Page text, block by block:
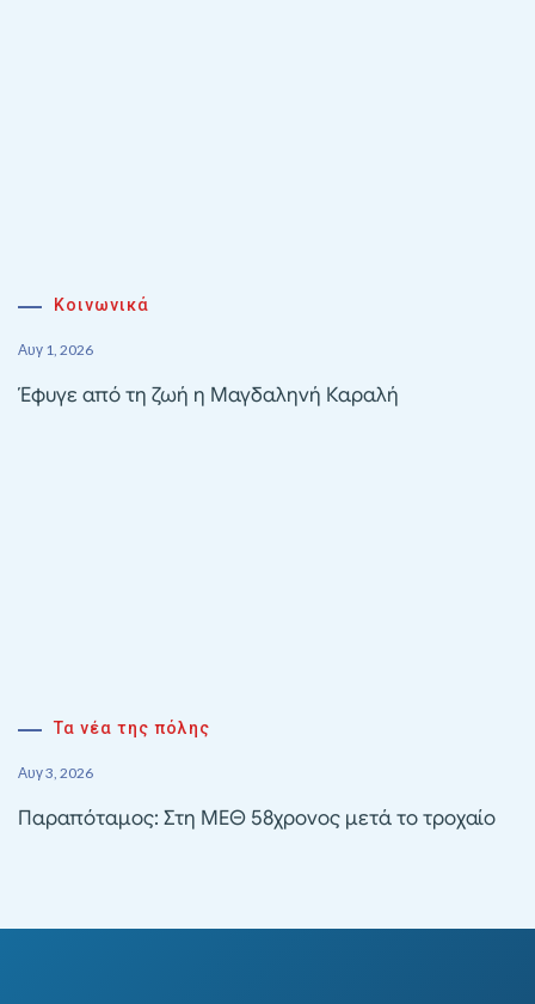
Κοινωνικά
Αυγ 1, 2026
Έφυγε από τη ζωή η Μαγδαληνή Καραλή
Τα νέα της πόλης
Αυγ 3, 2026
Παραπόταμος: Στη ΜΕΘ 58χρονος μετά το τροχαίο